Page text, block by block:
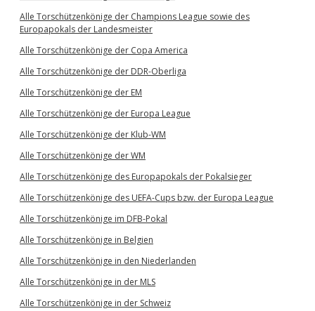
Alle Torschützenkönige der Champions League sowie des
Europapokals der Landesmeister
Alle Torschützenkönige der Copa America
Alle Torschützenkönige der DDR-Oberliga
Alle Torschützenkönige der EM
Alle Torschützenkönige der Europa League
Alle Torschützenkönige der Klub-WM
Alle Torschützenkönige der WM
Alle Torschützenkönige des Europapokals der Pokalsieger
Alle Torschützenkönige des UEFA-Cups bzw. der Europa League
Alle Torschützenkönige im DFB-Pokal
Alle Torschützenkönige in Belgien
Alle Torschützenkönige in den Niederlanden
Alle Torschützenkönige in der MLS
Alle Torschützenkönige in der Schweiz